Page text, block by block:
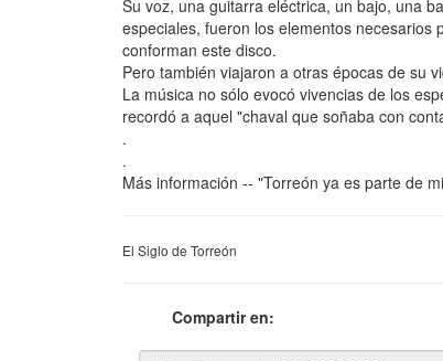
Su voz, una guitarra eléctrica, un bajo, una
especiales, fueron los elementos
conforman este disco.
Pero también viajaron a otras épocas de su
La música no sólo evocó vivencias de los
recordó a aquel "chaval que soñaba con
.
.
Más información -- "Torreón ya es parte de
El Siglo de Torreón
Compartir en: